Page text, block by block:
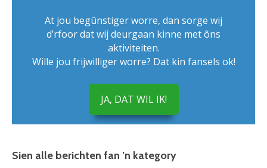
At jou begûnstiger worre, dan sorge wij
d’rfoor dat wij deurgaan kinne met ôns
aktiviteiten.
Wille jou frijwilliger worre? Dat kin fansels ok!
JA, DAT WIL IK!
Sien alle berichten fan ’n kategory